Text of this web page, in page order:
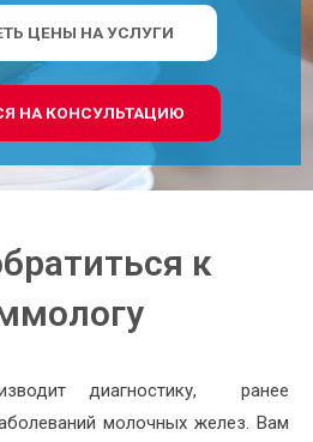
ЦЕНЫ НА УСЛУГИ
НА КОНСУЛЬТАЦИЮ
к
диагностику, ранее
молочных желез. Вам